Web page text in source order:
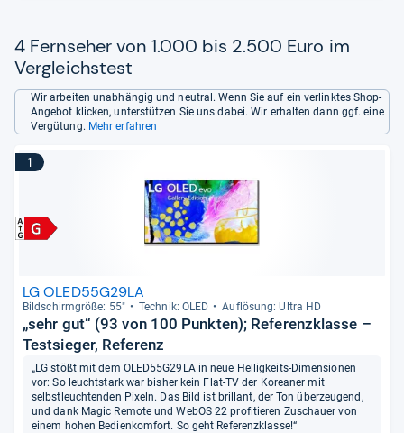
4 Fernseher von 1.000 bis 2.500 Euro im
Vergleichstest
Wir arbeiten unabhängig und neutral. Wenn Sie auf ein verlinktes Shop-
Angebot klicken, unterstützen Sie uns dabei. Wir erhalten dann ggf. eine
Vergütung. Mehr erfahren
1
LG OLED55G29LA
Bild­schirm­größe: 55" Tech­nik: OLED Auf­lö­sung: Ultra HD
„sehr gut“ (93 von 100 Punkten); Referenzklasse –
Testsieger, Referenz
„LG stößt mit dem OLED55G29LA in neue Helligkeits-Dimensionen
vor: So leuchtstark war bisher kein Flat-TV der Koreaner mit
selbstleuchtenden Pixeln. Das Bild ist brillant, der Ton überzeugend,
und dank Magic Remote und WebOS 22 profitieren Zuschauer von
einem hohen Bedienkomfort. So geht Referenzklasse!“